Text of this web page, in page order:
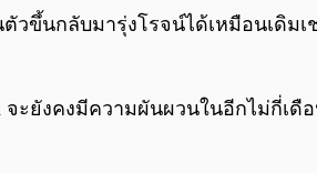
วขึ้นกลับมารุ่งโรจน์ได้เหมือนเดิมเ
จะยังคงมีความผันผวนในอีกไม่กี่